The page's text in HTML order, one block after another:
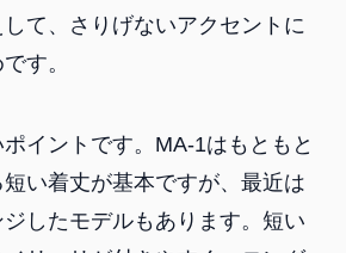
て、さりげないアクセントに
す。
イントです。MA-1はもともと
い着丈が基本ですが、最近は
したモデルもあります。短い